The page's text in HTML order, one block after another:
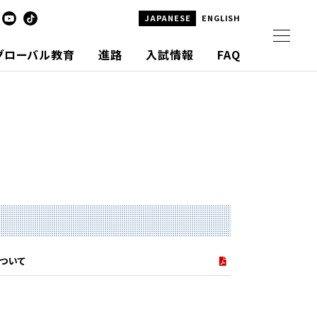
JAPANESE ENGLISH
ローバル教育 進路 入試情報 FAQ
いて